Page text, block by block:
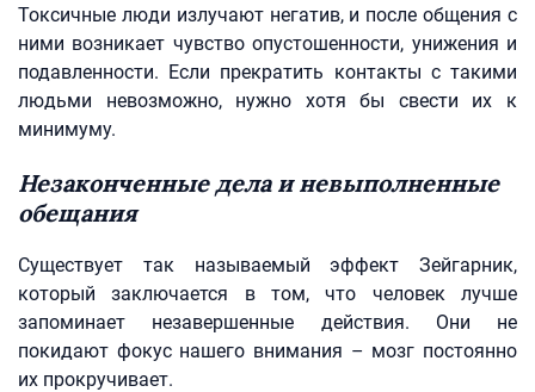
Токсичные люди излучают негатив, и после общения с
ними возникает чувство опустошенности, унижения и
подавленности. Если прекратить контакты с такими
людьми невозможно, нужно хотя бы свести их к
минимуму.
Незаконченные дела и невыполненные
обещания
Существует так называемый эффект Зейгарник,
который заключается в том, что человек лучше
запоминает незавершенные действия. Они не
покидают фокус нашего внимания – мозг постоянно
их прокручивает.